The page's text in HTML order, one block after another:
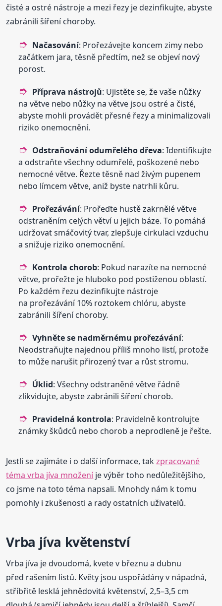
čisté a ostré nástroje a mezi řezy je dezinfikujte, abyste
zabránili šíření choroby.
Načasování: Prořezávejte koncem zimy nebo
začátkem jara, těsně předtím, než se objeví nový
porost.
Příprava nástrojů: Ujistěte se, že vaše nůžky
na větve nebo nůžky na větve jsou ostré a čisté,
abyste mohli provádět přesné řezy a minimalizovali
riziko onemocnění.
Odstraňování odumřelého dřeva: Identifikujte
a odstraňte všechny odumřelé, poškozené nebo
nemocné větve. Řezte těsně nad živým pupenem
nebo límcem větve, aniž byste natrhli kůru.
Prořezávání: Prořeďte hustě zakrnělé větve
odstraněním celých větví u jejich báze. To pomáhá
udržovat smáčovitý tvar, zlepšuje cirkulaci vzduchu
a snižuje riziko onemocnění.
Kontrola chorob: Pokud narazíte na nemocné
větve, prořežte je hluboko pod postiženou oblastí.
Po každém řezu dezinfikujte nástroje
na prořezávání 10% roztokem chlóru, abyste
zabránili šíření choroby.
Vyhněte se nadměrnému prořezávání:
Neodstraňujte najednou příliš mnoho listí, protože
to může narušit přirozený tvar a růst stromu.
Úklid: Všechny odstraněné větve řádně
zlikvidujte, abyste zabránili šíření chorob.
Pravidelná kontrola: Pravidelně kontrolujte
známky škůdců nebo chorob a neprodleně je řešte.
Jestli se zajímáte i o další informace, takzpracované
téma vrba jíva množeníje výběr toho nedůležitějšího,
co jsme na toto téma napsali. Mnohdy nám k tomu
pomohly i zkušenosti a rady ostatních uživatelů.
Vrba jíva květenství
Vrba jíva je dvoudomá, kvete v březnu a dubnu
před rašením listů. Květy jsou uspořádány v nápadná,
stříbřitě lesklá jehnědovitá květenství, 2,5–3,5 cm